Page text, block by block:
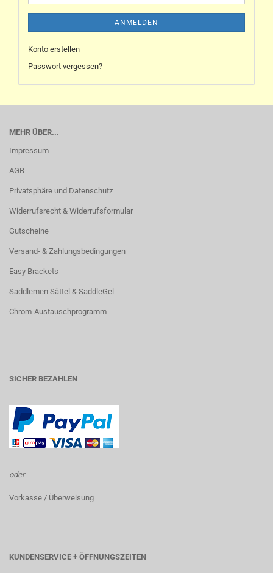
ANMELDEN
Konto erstellen
Passwort vergessen?
MEHR ÜBER...
Impressum
AGB
Privatsphäre und Datenschutz
Widerrufsrecht & Widerrufsformular
Gutscheine
Versand- & Zahlungsbedingungen
Easy Brackets
Saddlemen Sättel & SaddleGel
Chrom-Austauschprogramm
SICHER BEZAHLEN
oder
Vorkasse / Überweisung
KUNDENSERVICE + ÖFFNUNGSZEITEN